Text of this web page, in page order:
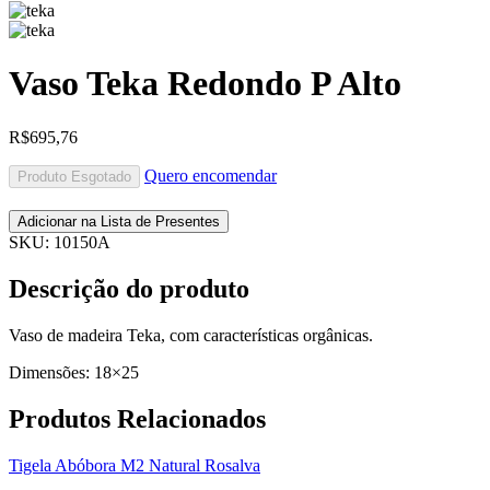
Vaso Teka Redondo P Alto
R$695,76
Produto Esgotado Quero encomendar
Adicionar na Lista de Presentes
SKU: 10150A
Descrição do produto
Vaso de madeira Teka, com características orgânicas.
Dimensões: 18×25
Produtos Relacionados
Tigela Abóbora M2 Natural Rosalva